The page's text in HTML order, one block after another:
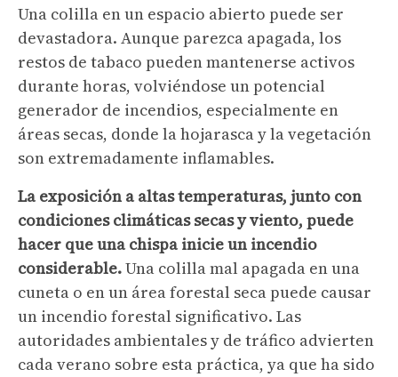
Una colilla en un espacio abierto puede ser
devastadora. Aunque parezca apagada, los
restos de tabaco pueden mantenerse activos
durante horas, volviéndose un potencial
generador de incendios, especialmente en
áreas secas, donde la hojarasca y la vegetación
son extremadamente inflamables.
La exposición a altas temperaturas, junto con
condiciones climáticas secas y viento, puede
hacer que una chispa inicie un incendio
considerable.Una colilla mal apagada en una
cuneta o en un área forestal seca puede causar
un incendio forestal significativo. Las
autoridades ambientales y de tráfico advierten
cada verano sobre esta práctica, ya que ha sido